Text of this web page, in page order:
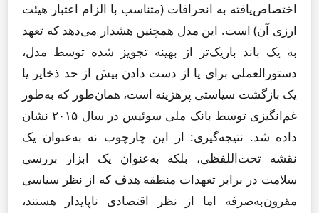
اختصاص‌یافته به انحرافات (متناسب با الزام اعتبار هیئت
ارزی آن) است. این مدل همچنین هشدار می‌دهد که تعهد
به یک باند باریک‌تر از بهینه تجویز شده توسط مدل،
دستورالعملی برای یا از دست دادن بیش از حد ذخایر یا
یک بازگشت سیاستی پرهزینه است، همان‌طور که به‌طور
غم‌انگیزی توسط بانک ملی سوئیس در سال ۲۰۱۵ نشان
داده شد. نتیجه‌گیری: از این چارچوب نه به‌عنوان یک
نقشه تحت‌اللفظی، بلکه به‌عنوان یک ابزار بررسی
سلامت در برابر تعهدات منطقه هدف که از نظر سیاسی
مقرون‌به‌صرفه اما از نظر اقتصادی ناپایدار هستند،